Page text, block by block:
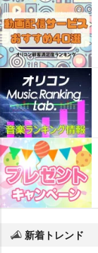
新着トレンド